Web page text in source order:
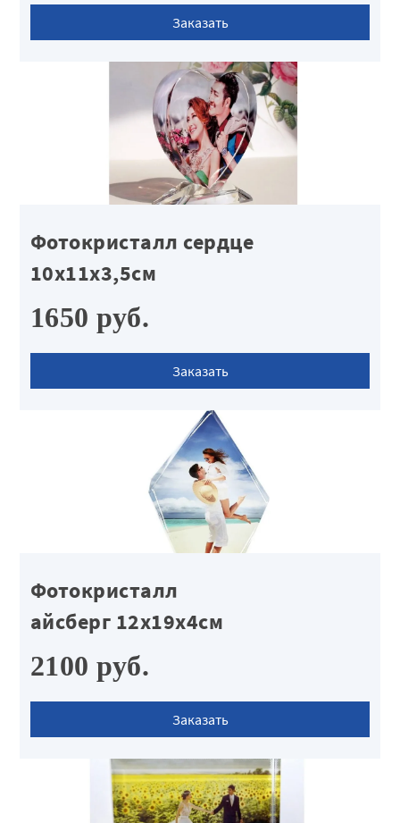
Заказать
Фотокристалл сердце
10х11х3,5см
1650 руб.
Заказать
Фотокристалл
айсберг 12х19х4см
2100 руб.
Заказать